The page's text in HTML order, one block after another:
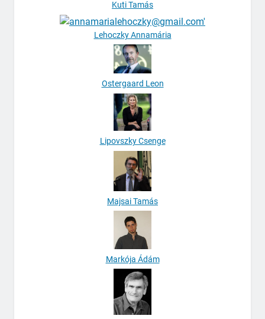
Kuti Tamás
Lehoczky Annamária
Ostergaard Leon
Lipovszky Csenge
Majsai Tamás
Markója Ádám